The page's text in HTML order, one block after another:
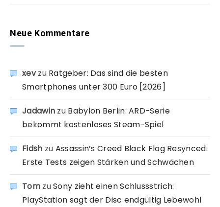
Neue Kommentare
xevzu Ratgeber: Das sind die besten
Smartphones unter 300 Euro [2026]
Jadawin zu Babylon Berlin: ARD-Serie
bekommt kostenloses Steam-Spiel
Fidsh zu Assassin’s Creed Black Flag Resynced:
Erste Tests zeigen Stärken und Schwächen
TomzuSony zieht einen Schlussstrich:
PlayStation sagt der Disc endgültig Lebewohl